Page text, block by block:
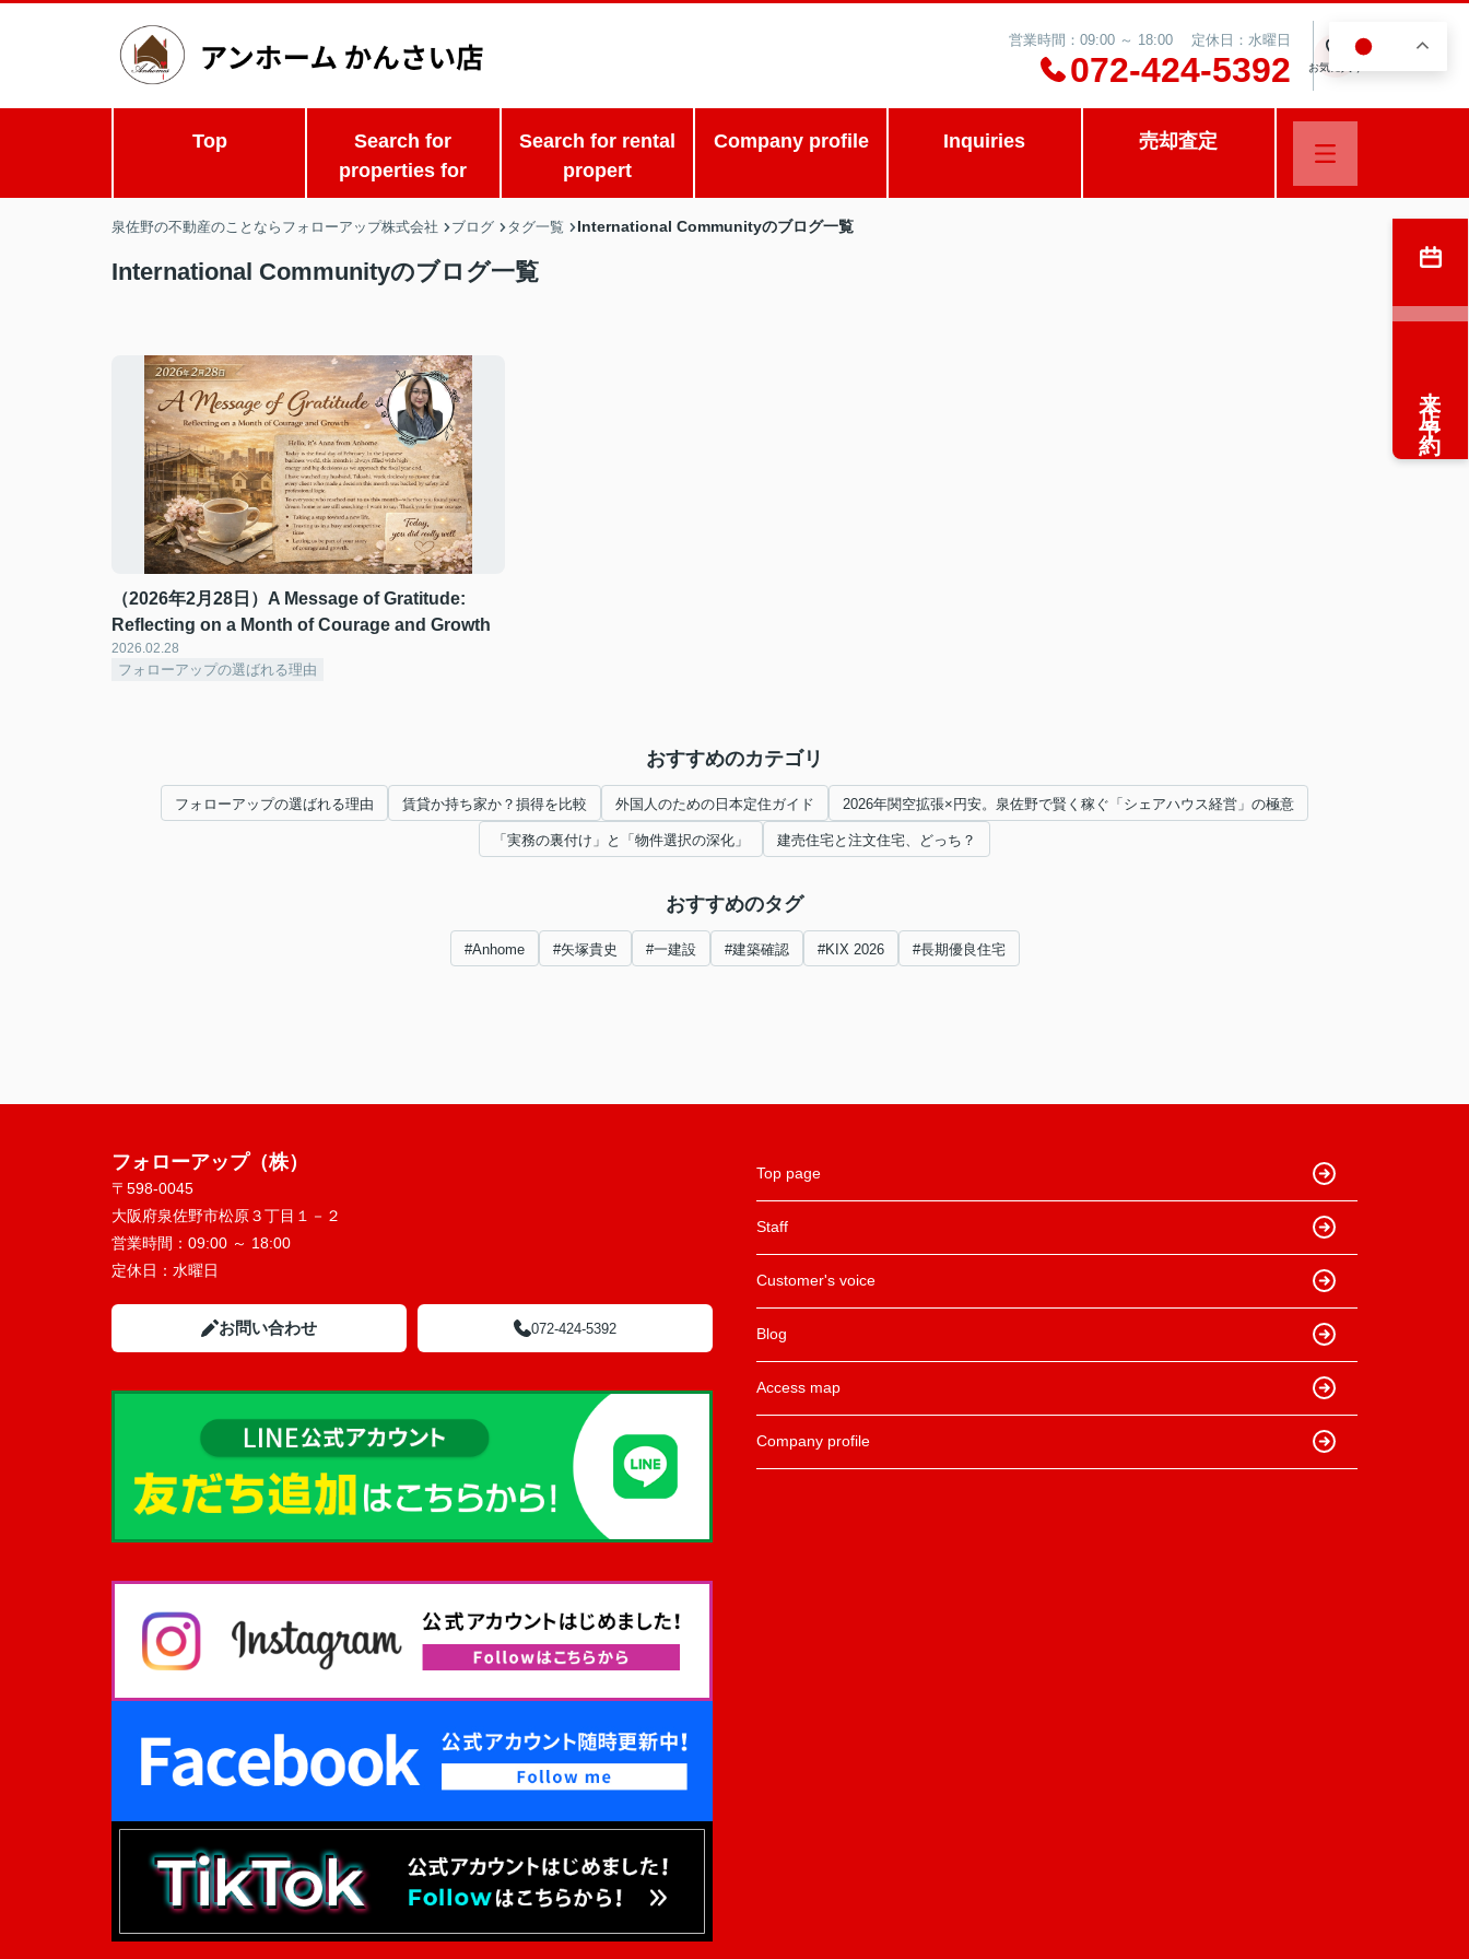
営業時間：09:00 ～ 18:00 定休日：水曜日
072-424-5392 お気に入り
Top
Search for
properties for
Search for rental
propert
Company profile Inquiries 売却査定
泉佐野の不動産のことならフォローアップ株式会社 ブログ タグ一覧 International Communityのブログ一覧
International Communityのブログ一覧
（2026年2月28日）A Message of Gratitude:
Reflecting on a Month of Courage and Growth
2026.02.28
フォローアップの選ばれる理由
おすすめのカテゴリ
フォローアップの選ばれる理由 賃貸か持ち家か？損得を比較 外国人のための日本定住ガイド 2026年関空拡張×円安。泉佐野で賢く稼ぐ「シェアハウス経営」の極意
「実務の裏付け」と「物件選択の深化」 建売住宅と注文住宅、どっち？
おすすめのタグ
#Anhome #矢塚貴史 #一建設 #建築確認 #KIX 2026 #長期優良住宅
来店予約
フォローアップ（株）
〒598-0045
大阪府泉佐野市松原３丁目１－２
営業時間： 09:00 ～ 18:00
定休日： 水曜日
お問い合わせ 072-424-5392
Top page
Staff
Customer's voice
Blog
Access map
Company profile